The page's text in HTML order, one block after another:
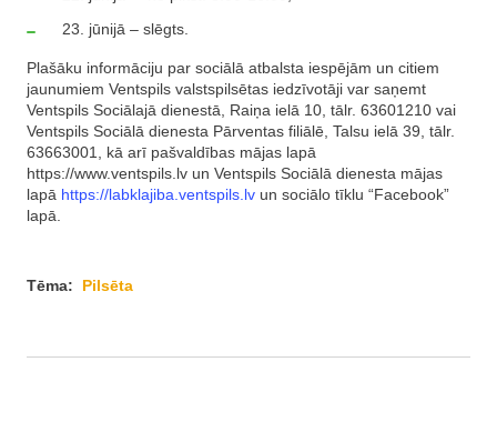
23. jūnijā – slēgts.
Plašāku informāciju par sociālā atbalsta iespējām un citiem
jaunumiem Ventspils valstspilsētas iedzīvotāji var saņemt
Ventspils Sociālajā dienestā, Raiņa ielā 10, tālr. 63601210 vai
Ventspils Sociālā dienesta Pārventas filiālē, Talsu ielā 39, tālr.
63663001, kā arī pašvaldības mājas lapā
https://www.ventspils.lv un Ventspils Sociālā dienesta mājas
lapā https://labklajiba.ventspils.lv un sociālo tīklu “Facebook”
lapā.
Tēma: Pilsēta